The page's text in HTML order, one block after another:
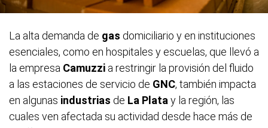
La alta demanda de gas domiciliario y en instituciones
esenciales, como en hospitales y escuelas, que llevó a
la empresa Camuzzi a restringir la provisión del fluido
a las estaciones de servicio de GNC, también impacta
en algunas industrias de La Plata y la región, las
cuales ven afectada su actividad desde hace más de